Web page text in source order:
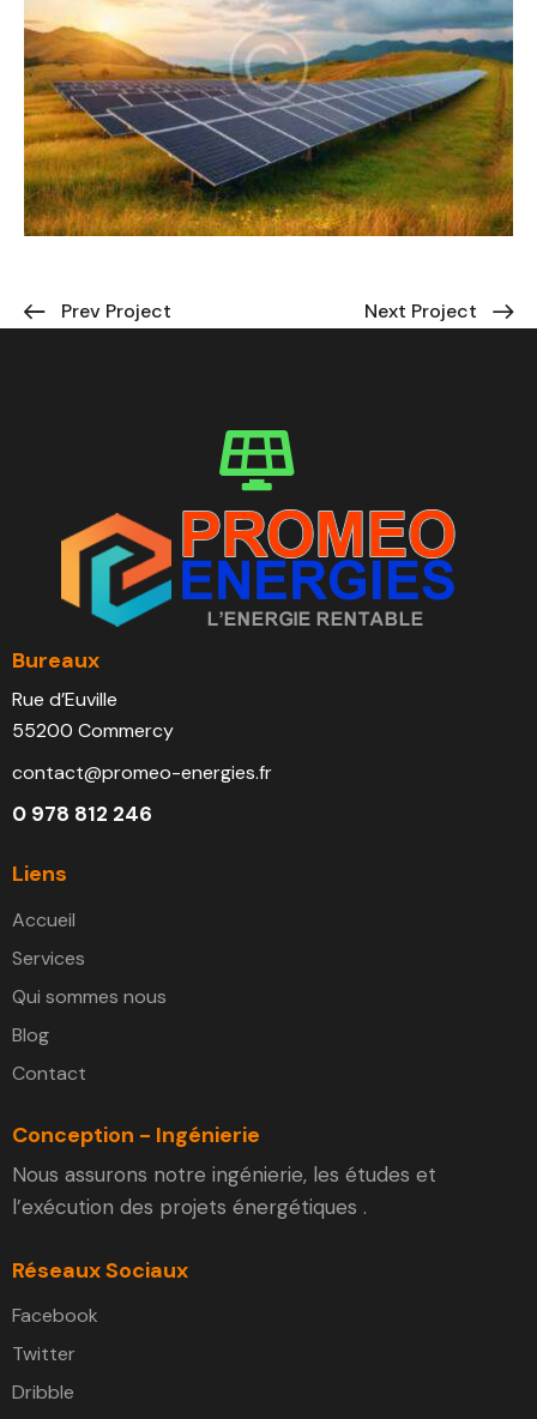
Prev Project Next Project
Bureaux
Rue d’Euville
55200 Commercy
contact@promeo-energies.fr
0 978 812 246
Liens
Accueil
Services
Qui sommes nous
Blog
Contact
Conception - Ingénierie
Nous assurons notre ingénierie, les études et
l’exécution des projets énergétiques .
Réseaux Sociaux
Facebook
Twitter
Dribble